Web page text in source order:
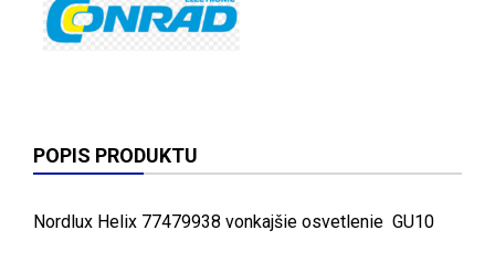
POPIS PRODUKTU
Nordlux Helix 77479938 vonkajšie osvetlenie GU10